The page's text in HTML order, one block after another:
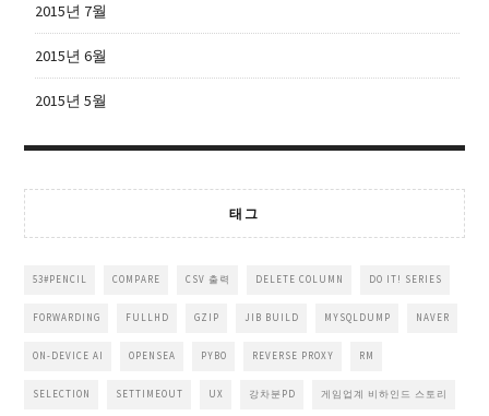
2015년 7월
2015년 6월
2015년 5월
태그
53#PENCIL COMPARE CSV 출력 DELETE COLUMN DO IT! SERIES
FORWARDING FULLHD GZIP JIB BUILD MYSQLDUMP NAVER
ON-DEVICE AI OPENSEA PYBO REVERSE PROXY RM
SELECTION SETTIMEOUT UX 강차분PD 게임업계 비하인드 스토리